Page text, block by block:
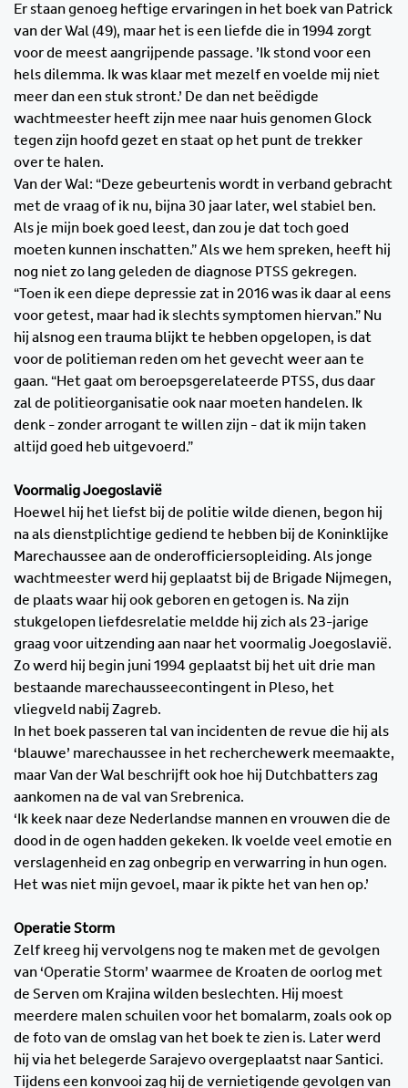
Er staan genoeg heftige ervaringen in het boek van Patrick
van der Wal (49), maar het is een liefde die in 1994 zorgt
voor de meest aangrijpende passage. ’Ik stond voor een
hels dilemma. Ik was klaar met mezelf en voelde mij niet
meer dan een stuk stront.’ De dan net beëdigde
wachtmeester heeft zijn mee naar huis genomen Glock
tegen zijn hoofd gezet en staat op het punt de trekker
over te halen.
Van der Wal: “Deze gebeurtenis wordt in verband gebracht
met de vraag of ik nu, bijna 30 jaar later, wel stabiel ben.
Als je mijn boek goed leest, dan zou je dat toch goed
moeten kunnen inschatten.” Als we hem spreken, heeft hij
nog niet zo lang geleden de diagnose PTSS gekregen.
“Toen ik een diepe depressie zat in 2016 was ik daar al eens
voor getest, maar had ik slechts symptomen hiervan.” Nu
hij alsnog een trauma blijkt te hebben opgelopen, is dat
voor de politieman reden om het gevecht weer aan te
gaan. “Het gaat om beroepsgerelateerde PTSS, dus daar
zal de politieorganisatie ook naar moeten handelen. Ik
denk - zonder arrogant te willen zijn - dat ik mijn taken
altijd goed heb uitgevoerd.”
Voormalig Joegoslavië
Hoewel hij het liefst bij de politie wilde dienen, begon hij
na als dienstplichtige gediend te hebben bij de Koninklijke
Marechaussee aan de onderofficiersopleiding. Als jonge
wachtmeester werd hij geplaatst bij de Brigade Nijmegen,
de plaats waar hij ook geboren en getogen is. Na zijn
stukgelopen liefdesrelatie meldde hij zich als 23-jarige
graag voor uitzending aan naar het voormalig Joegoslavië.
Zo werd hij begin juni 1994 geplaatst bij het uit drie man
bestaande marechausseecontingent in Pleso, het
vliegveld nabij Zagreb.
In het boek passeren tal van incidenten de revue die hij als
‘blauwe’ marechaussee in het recherchewerk meemaakte,
maar Van der Wal beschrijft ook hoe hij Dutchbatters zag
aankomen na de val van Srebrenica.
‘Ik keek naar deze Nederlandse mannen en vrouwen die de
dood in de ogen hadden gekeken. Ik voelde veel emotie en
verslagenheid en zag onbegrip en verwarring in hun ogen.
Het was niet mijn gevoel, maar ik pikte het van hen op.’
Operatie Storm
Zelf kreeg hij vervolgens nog te maken met de gevolgen
van ‘Operatie Storm’ waarmee de Kroaten de oorlog met
de Serven om Krajina wilden beslechten. Hij moest
meerdere malen schuilen voor het bomalarm, zoals ook op
de foto van de omslag van het boek te zien is. Later werd
hij via het belegerde Sarajevo overgeplaatst naar Santici.
Tijdens een konvooi zag hij de vernietigende gevolgen van